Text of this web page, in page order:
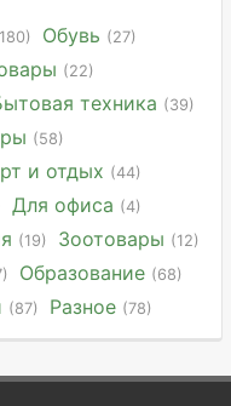
Обувь (27)
(22)
техника (39)
(58)
и отдых (44)
Для офиса (4)
(19) Зоотовары (12)
Образование (68)
(87) Разное (78)